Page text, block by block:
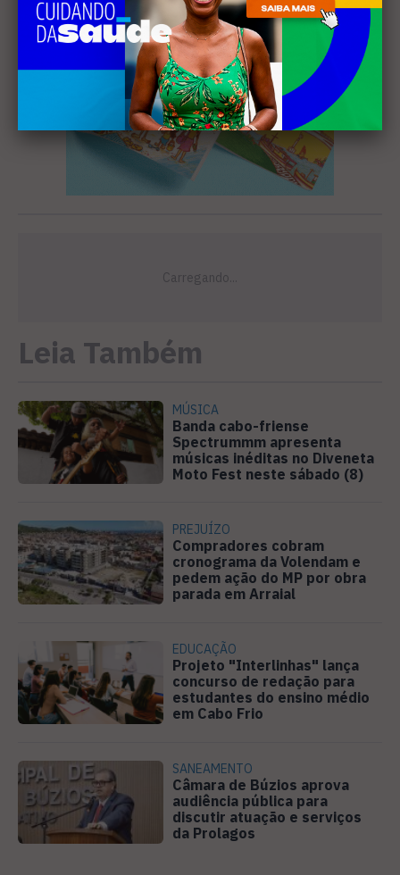
Leia Também
MÚSICA
Banda cabo-friense
Spectrummm apresenta
músicas inéditas no Diveneta
Moto Fest neste sábado (8)
PREJUÍZO
Compradores cobram
cronograma da Volendam e
pedem ação do MP por obra
parada em Arraial
EDUCAÇÃO
Projeto "Interlinhas" lança
concurso de redação para
estudantes do ensino médio
em Cabo Frio
SANEAMENTO
Câmara de Búzios aprova
audiência pública para
discutir atuação e serviços
da Prolagos